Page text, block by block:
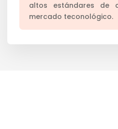
altos estándares de
mercado teconológico.